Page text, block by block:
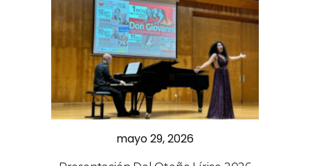
mayo 29, 2026